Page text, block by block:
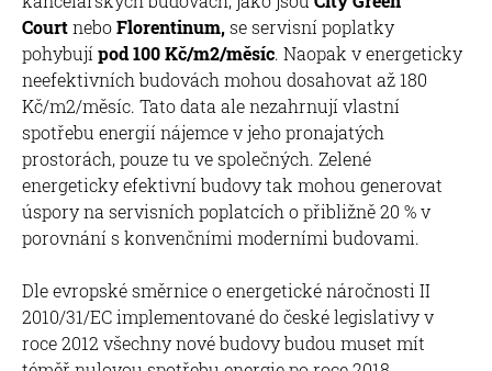
CourtneboFlorentinum,se servisní poplatky
pohybují pod 100 Kč/m2/měsíc. Naopak v energeticky
neefektivních budovách mohou dosahovat až 180
Kč/m2/měsíc. Tato data ale nezahrnují vlastní
spotřebu energií nájemce v jeho pronajatých
prostorách, pouze tu ve společných. Zelené
energeticky efektivní budovy tak mohou generovat
úspory na servisních poplatcích o přibližně 20 % v
porovnání s konvenčními moderními budovami.
Dle evropské směrnice o energetické náročnosti II
2010/31/EC implementované do české legislativy v
roce 2012 všechny nové budovy budou muset mít